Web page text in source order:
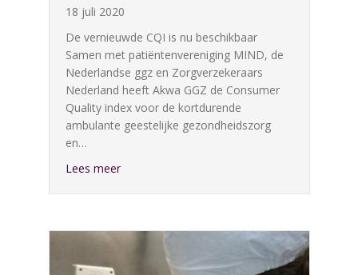
18 juli 2020
De vernieuwde CQI is nu beschikbaar
Samen met patiëntenvereniging MIND, de
Nederlandse ggz en Zorgverzekeraars
Nederland heeft Akwa GGZ de Consumer
Quality index voor de kortdurende
ambulante geestelijke gezondheidszorg
en…
Lees meerabout Vernieuwde cliëntvriendelijke